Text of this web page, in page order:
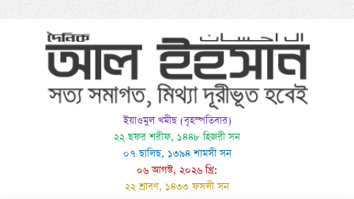
ইয়াওমুল খমীছ (বৃহস্পতিবার)
২২ ছফর শরীফ, ১৪৪৮ হিজরী সন
০৭ ছালিছ, ১৩৯৪ শামসী সন
০৬ আগস্ট, ২০২৬ খ্রি:
২২ শ্রাবণ, ১৪৩৩ ফসলী সন